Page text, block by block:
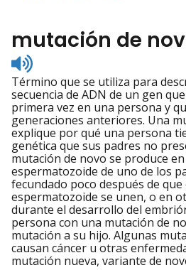
mutación de
Listen
to
pronunciation
Término que se utiliza para
secuencia de ADN de un gen
primera vez en una persona y
generaciones anteriores. Una
explique por qué una persona
genética que sus padres no
mutación de novo se produce
espermatozoide de uno de los
fecundado poco después de que
espermatozoide se unen, o en
durante el desarrollo del
persona con una mutación de
mutación a su hijo. Algunas
causan cáncer u otras
mutación nueva, variante de